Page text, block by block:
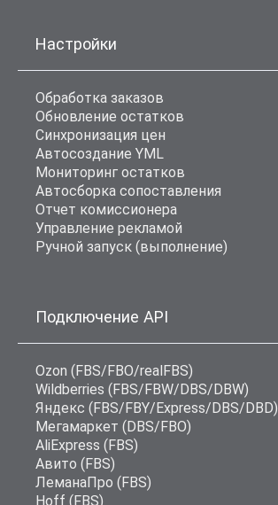
Настройки
Обработка заказов
Обновление остатков
Синхронизация цен
Автосоздание YML
Мониторинг остатков
Автосборка сопоставления
Отчет комиссионера
Управление рекламой
Ручной запуск (выполнение)
Подключение API
Ozon (FBS/FBO/realFBS)
Wildberries (FBS/FBW/DBS/DBW)
Яндекс (FBS/FBY/Express/DBS/DBD)
Мегамаркет (DBS/FBO)
AliExpress (FBS)
Авито (FBS)
ЛеманаПро (FBS)
Hoff (FBS)